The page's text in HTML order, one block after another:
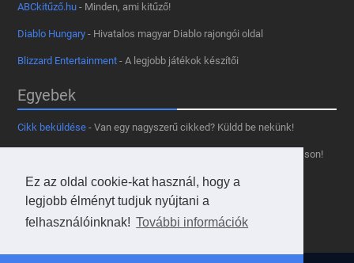
Ez az oldal cookie-kat használ, hogy a
legjobb élményt tudjuk nyújtani a
felhasználóinknak! További információk
ABCkitűző.hu - Minden, ami kitűző!
Diablo Hungary - Hivatalos magyar Diablo rajongói oldal
Blizzard Entertainment - A legjobb játékok készítői
Egyebek
Cikk beküldése - Van egy nagyszerű cikked? Küldd be nekünk!
- Tetszik az oldal? Segíts, hogy fennmaradhasson!
Kapcsolat, médiaajánlat- Lépj velünk kapcsolatba!
Használd a tooltipünket- A saját oldaladon is!